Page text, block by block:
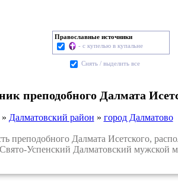
Православные источники
- с купелью в купальне
Cнять / выделить все
преподобного Далмата
Далматовский район » город Далматово
преподобного Далмата Исетского,
Успенский Далматовский мужской